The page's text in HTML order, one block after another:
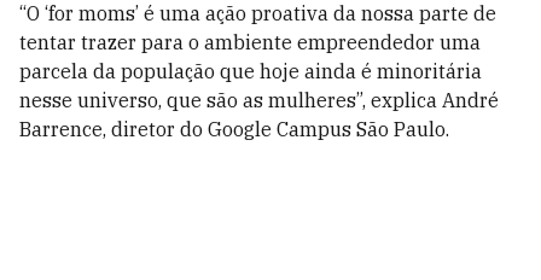
“O ‘for moms’ é uma ação proativa da nossa parte de
tentar trazer para o ambiente empreendedor uma
parcela da população que hoje ainda é minoritária
nesse universo, que são as mulheres”, explica André
Barrence, diretor do Google Campus São Paulo.